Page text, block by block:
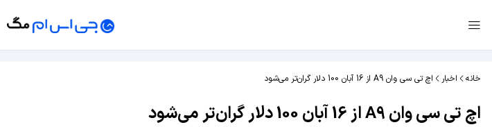
خانه اخبار اچ تی سی وان A9 از 16 آبان 100 دلار گران‌تر می‌شود
اچ تی سی وان A9 از 16 آبان 100 دلار گران‌تر می‌شود